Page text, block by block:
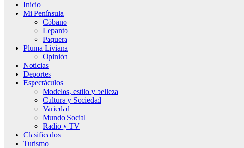
Inicio
Mi Península
Cóbano
Lepanto
Paquera
Pluma Liviana
Opinión
Noticias
Deportes
Espectáculos
Modelos, estilo y belleza
Cultura y Sociedad
Variedad
Mundo Social
Radio y TV
Clasificados
Turismo